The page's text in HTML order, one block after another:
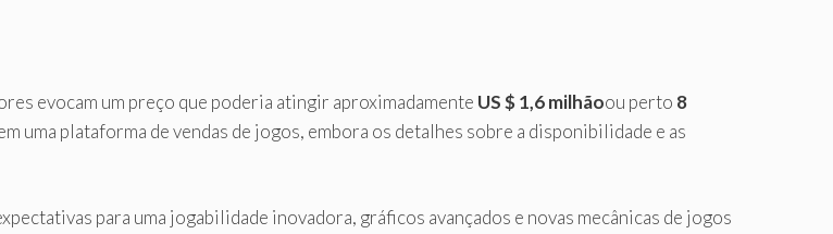
evocam um preço que poderia atingir aproximadamente US $ 1,6 milhãoou perto 8
uma plataforma de vendas de jogos, embora os detalhes sobre a disponibilidade e as
para uma jogabilidade inovadora, gráficos avançados e novas mecânicas de jogos